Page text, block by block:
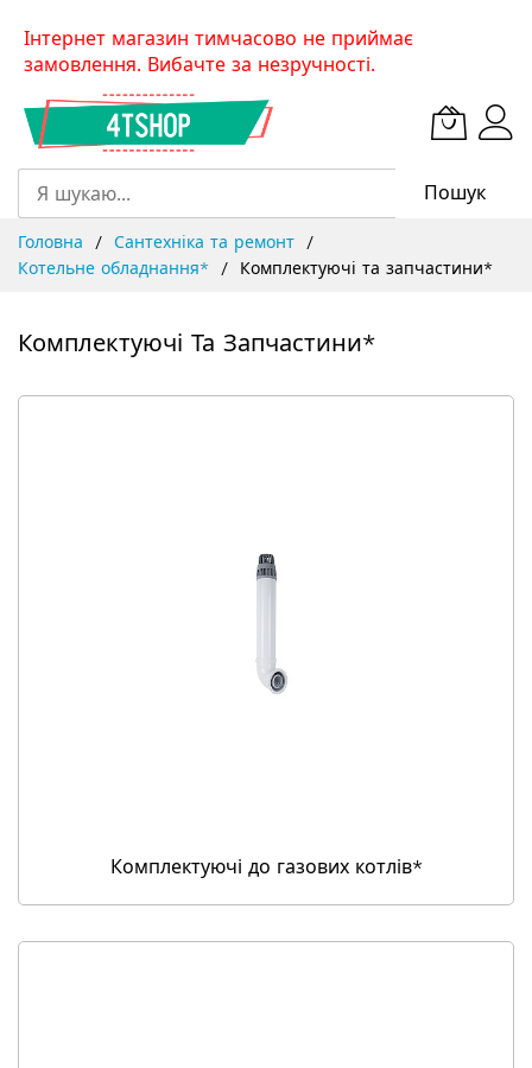
SkipІнтернет магазин тимчасово не приймає
замовлення. Вибачте за незручності.
Пошук
Головна
Сантехніка та ремонт
Котельне обладнання*
Комплектуючі та запчастини*
Комплектуючі Та Запчастини*
Комплектуючі до газових котлів*